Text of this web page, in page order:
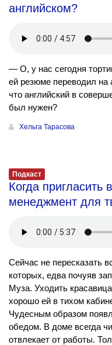
английском?
— О, у нас сегодня
ей резюме переводил на
что английский в
был нужен?
Хельга Тарасова
Подкаст
Когда пригласить
менеджмент для
Сейчас не пересказать
которых, едва почуяв
Муза. Уходить
хорошо ей в тихом
Чудесным образом
обедом. В доме всегда
отвлекает от работы.